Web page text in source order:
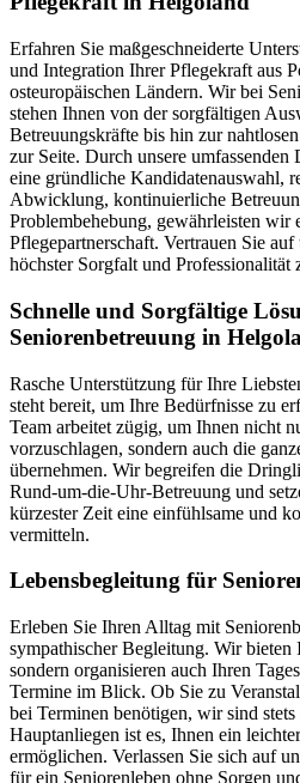
Erfahren Sie maßgeschneiderte
und Integration Ihrer Pflegekraft aus
osteuropäischen Ländern. Wir bei
stehen Ihnen von der sorgfältigen
Betreuungskräfte bis hin zur
zur Seite. Durch unsere umfassenden
eine gründliche Kandidatenauswahl,
Abwicklung, kontinuierliche
Problembehebung, gewährleisten wir
Pflegepartnerschaft. Vertrauen Sie
höchster Sorgfalt und Professionalität
Schnelle und Sorgfältige
Seniorenbetreuung in
Rasche Unterstützung für Ihre
steht bereit, um Ihre Bedürfnisse zu
Team arbeitet zügig, um Ihnen nicht
vorzuschlagen, sondern auch die
übernehmen. Wir begreifen die
Rund-um-die-Uhr-Betreuung und
kürzester Zeit eine einfühlsame und
vermitteln.
Lebensbegleitung für
Erleben Sie Ihren Alltag mit
sympathischer Begleitung. Wir bieten
sondern organisieren auch Ihren
Termine im Blick. Ob Sie zu
bei Terminen benötigen, wir sind
Hauptanliegen ist es, Ihnen ein
ermöglichen. Verlassen Sie sich auf
für ein Seniorenleben ohne Sorgen